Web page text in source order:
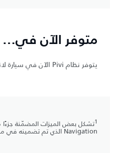
متوفر الآن في…
يتوفر نظام Pivi الآن في سيارة لاند روڤر ديفيندر.
1
Navigation الذي تم تضمينه في مدة الضمان الأولية للسيارة.